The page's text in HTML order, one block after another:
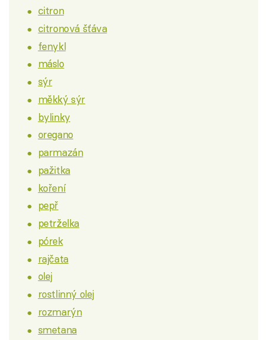
citron
citronová šťáva
fenykl
máslo
sýr
měkký sýr
bylinky
oregano
parmazán
pažitka
koření
pepř
petrželka
pórek
rajčata
olej
rostlinný olej
rozmarýn
smetana